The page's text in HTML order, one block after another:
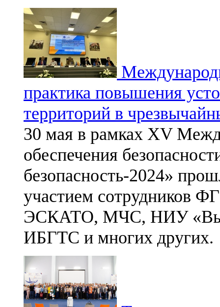
практика повышения
территорий в
30 мая в рамках XV
обеспечения
безопасность-2024»
участием
ЭСКАТО, МЧС, НИУ
ИБГТС и многих других.